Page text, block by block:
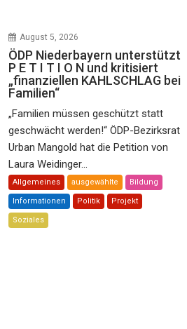
August 5, 2026
ÖDP Niederbayern unterstützt
P E T I T I O N und kritisiert
„finanziellen KAHLSCHLAG bei
Familien“
„Familien müssen geschützt statt
geschwächt werden!“ ÖDP-Bezirksrat
Urban Mangold hat die Petition von
Laura Weidinger...
Allgemeines ausgewählte Bildung
Informationen Politik Projekt
Soziales